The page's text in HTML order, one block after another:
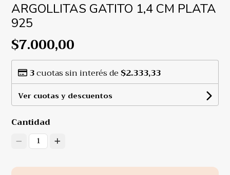
ARGOLLITAS GATITO 1,4 CM PLATA
925
$7.000,00
3cuotas sin interés de $2.333,33
Ver cuotas y descuentos
Cantidad
1